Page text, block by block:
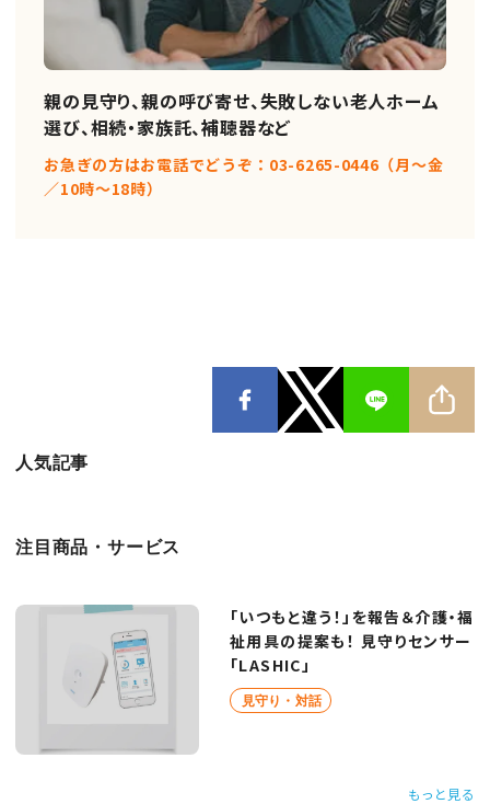
親の見守り、親の呼び寄せ、失敗しない老人ホーム
選び、相続・家族託、補聴器など
お急ぎの方はお電話でどうぞ：03-6265-0446（月〜金
／10時〜18時）
人気記事
注目商品・サービス
「いつもと違う！」を報告＆介護・福
祉用具の提案も！ 見守りセンサー
「LASHIC」
見守り・対話
もっと見る